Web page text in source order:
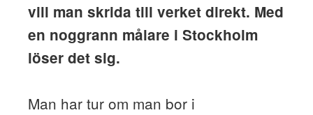
vill man skrida till verket direkt. Med
en noggrann målare i Stockholm
löser det sig.
Man har tur om man bor i